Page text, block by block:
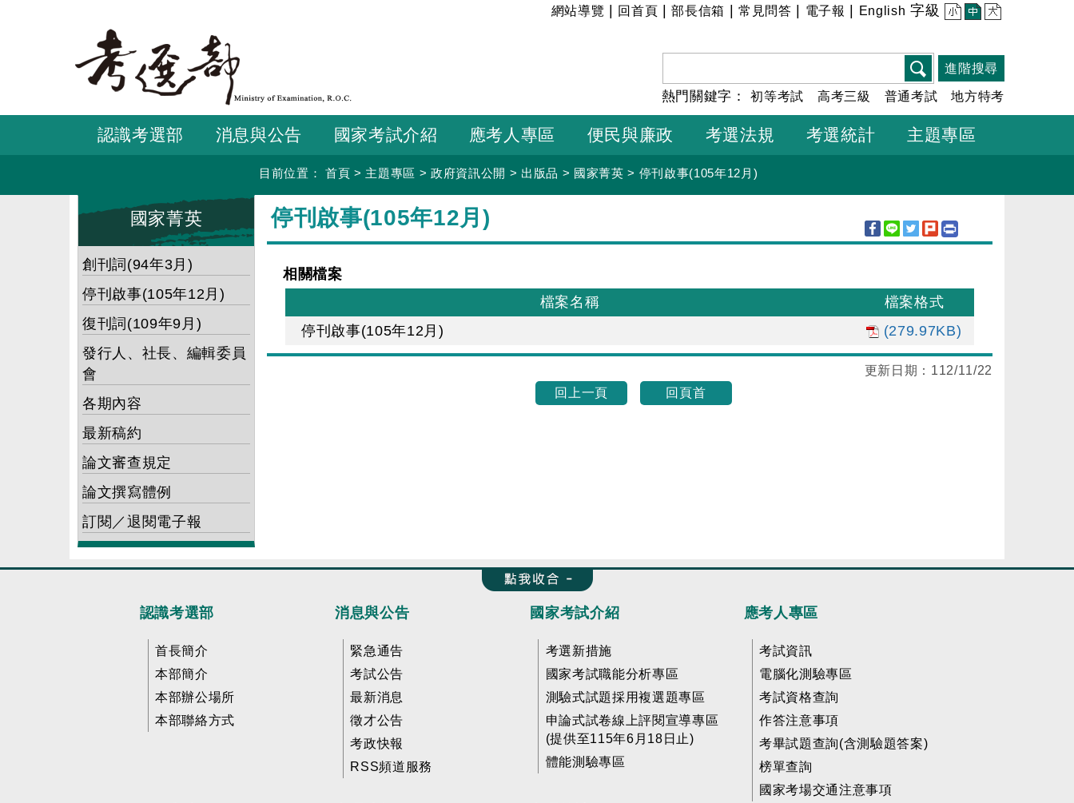
要
容
:::
網站導覽 回首頁 |部長信箱 常見問答 電子報 English 字級 小 中 大
進階搜尋
熱門關鍵字：初等考試 高考三級 普通考試 地方特考
認識考選部 消息與公告 國家考試介紹 應考人專區 便民與廉政 考選法規 考選統計 主題專區
目前位置： 首頁 > 主題專區 >政府資訊公開 > 出版品 > 國家菁英 > 停刊啟事(105年12月)
國家菁英
創刊詞(94年3月)
停刊啟事(105年12月)
復刊詞(109年9月)
發行人、社長、編輯委員
會
各期內容
最新稿約
論文審查規定
論文撰寫體例
訂閱／退閱電子報
:::
停刊啟事(105年12月)
相關檔案
檔案名稱
檔案格式
停刊啟事(105年12月)
(279.97KB)
更新日期： 112/11/22
回上一頁
回頁首
收合 FatFooter
認識考選部
首長簡介
本部簡介
本部辦公場所
本部聯絡方式
消息與公告
緊急通告
考試公告
最新消息
徵才公告
考政快報
RSS頻道服務
國家考試介紹
考選新措施
國家考試職能分析專區
測驗式試題採用複選題專區
申論式試卷線上評閱宣導專區
(提供至115年6月18日止)
體能測驗專區
應考人專區
考試資訊
電腦化測驗專區
考試資格查詢
作答注意事項
考畢試題查詢(含測驗題答案)
榜單查詢
國家考場交通注意事項